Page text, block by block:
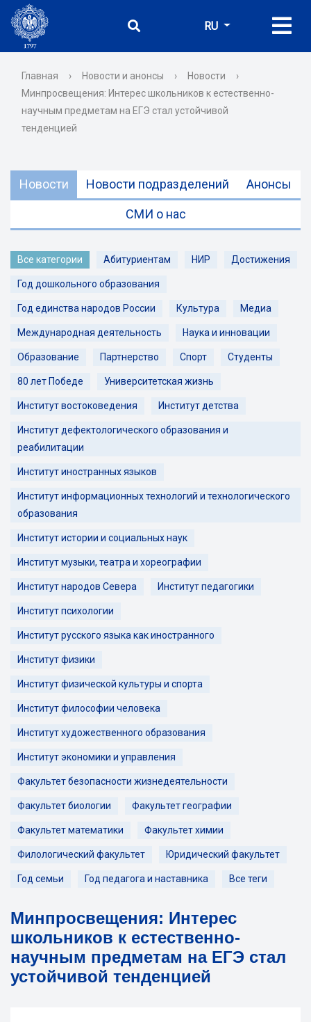
RU
Главная › Новости и анонсы › Новости
›
Минпросвещения: Интерес школьников к естественно-
научным предметам на ЕГЭ стал устойчивой
тенденцией
Новости Новости подразделений Анонсы
СМИ о нас
Все категории Абитуриентам НИР Достижения
Год дошкольного образования
Год единства народов России Культура Медиа
Международная деятельность Наука и инновации
Образование Партнерство Спорт Студенты
80 лет Победе Университетская жизнь
Институт востоковедения Институт детства
Институт дефектологического образования и
реабилитации
Институт иностранных языков
Институт информационных технологий и технологического
образования
Институт истории и социальных наук
Институт музыки, театра и хореографии
Институт народов Севера Институт педагогики
Институт психологии
Институт русского языка как иностранного
Институт физики
Институт физической культуры и спорта
Институт философии человека
Институт художественного образования
Институт экономики и управления
Факультет безопасности жизнедеятельности
Факультет биологии Факультет географии
Факультет математики Факультет химии
Филологический факультет Юридический факультет
Год семьи Год педагога и наставника Все теги
Минпросвещения: Интерес
школьников к естественно-
научным предметам на ЕГЭ стал
устойчивой тенденцией